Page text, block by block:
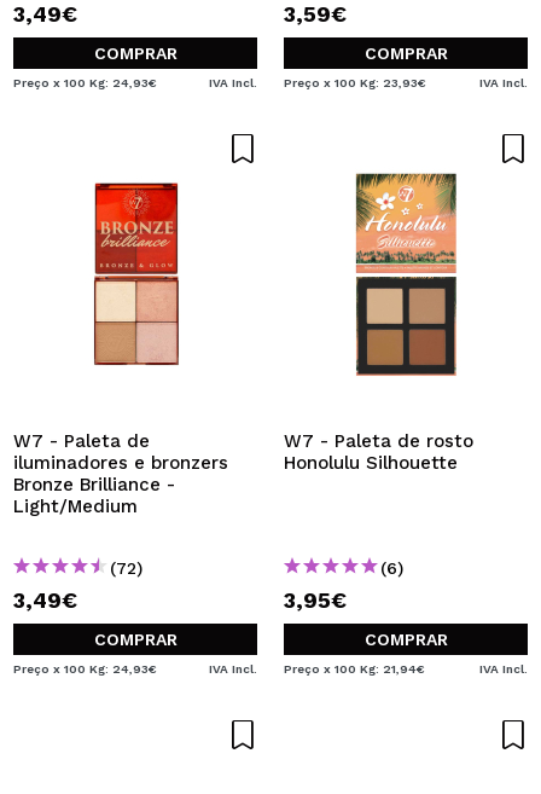
3,49€
COMPRAR
Preço x 100 Kg: 24,93€ IVA Incl.
3,59€
COMPRAR
Preço x 100 Kg: 23,93€ IVA Incl.
W7 - Paleta de
iluminadores e bronzers
Bronze Brilliance -
Light/Medium
(72)
3,49€
COMPRAR
Preço x 100 Kg: 24,93€ IVA Incl.
W7 - Paleta de rosto
Honolulu Silhouette
(6)
3,95€
COMPRAR
Preço x 100 Kg: 21,94€ IVA Incl.